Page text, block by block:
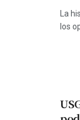
La
los